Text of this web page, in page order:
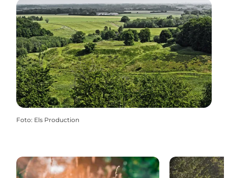
Foto: Els Production
13 Grønne oplevelser Kløverstier